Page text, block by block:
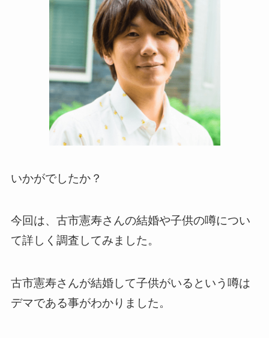
いかがでしたか？
今回は、古市憲寿さんの結婚や子供の噂につい
て詳しく調査してみました。
古市憲寿さんが結婚して子供がいるという噂は
デマである事がわかりました。